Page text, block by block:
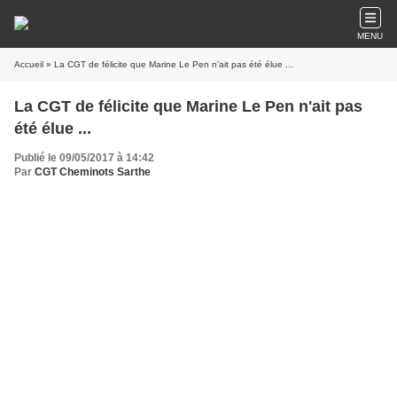
MENU
Accueil » La CGT de félicite que Marine Le Pen n'ait pas été élue ...
La CGT de félicite que Marine Le Pen n'ait pas
été élue ...
Publié le 09/05/2017 à 14:42
Par CGT Cheminots Sarthe